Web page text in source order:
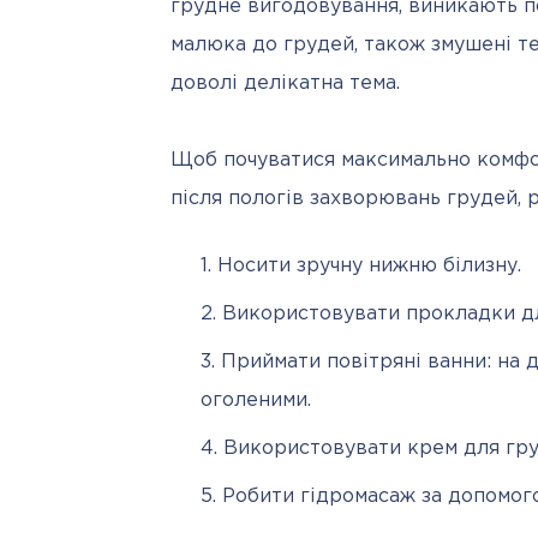
грудне вигодовування, виникають
малюка до грудей, також змушені
доволі делікатна тема.
Щоб почуватися максимально
після пологів захворювань грудей,
Носити зручну нижню білизну.
Використовувати прокладки
Приймати повітряні ванни: на
оголеними.
Використовувати крем для
Робити гідромасаж за